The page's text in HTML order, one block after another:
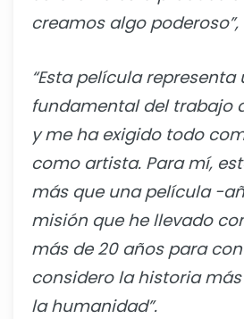
creamos algo poderoso”,
“Esta película
fundamental del trabajo
y me ha exigido todo
como artista. Para mí,
más que una película -
misión que he llevado
más de 20 años para
considero la historia
la humanidad”.